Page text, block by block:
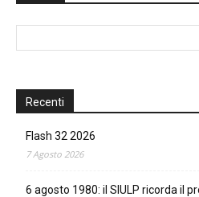
Recenti
Flash 32 2026
7 Agosto 2026
6 agosto 1980: il SIULP ricorda il